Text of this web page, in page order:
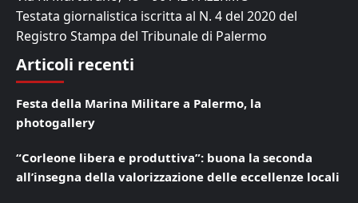
Testata giornalistica iscritta al N. 4 del 2020 del
Registro Stampa del Tribunale di Palermo
Articoli recenti
Festa della Marina Militare a Palermo, la
photogallery
“Corleone libera e produttiva”: buona la seconda
all’insegna della valorizzazione delle eccellenze locali